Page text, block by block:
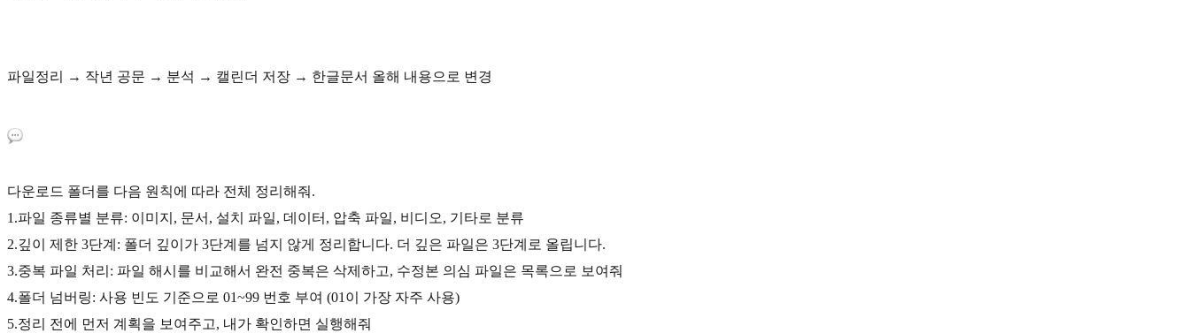
파일정리 → 작년 공문 → 분석 → 캘린더 저장 → 한글문서 올해 내용으로 변경
다운로드 폴더를 다음 원칙에 따라 전체 정리해줘.
1.파일 종류별 분류: 이미지, 문서, 설치 파일, 데이터, 압축 파일, 비디오, 기타로 분류
2.깊이 제한 3단계: 폴더 깊이가 3단계를 넘지 않게 정리합니다. 더 깊은 파일은 3단계로 올립니다.
3.중복 파일 처리: 파일 해시를 비교해서 완전 중복은 삭제하고, 수정본 의심 파일은 목록으로 보여줘
4.폴더 넘버링: 사용 빈도 기준으로 01~99 번호 부여 (01이 가장 자주 사용)
5.정리 전에 먼저 계획을 보여주고, 내가 확인하면 실행해줘